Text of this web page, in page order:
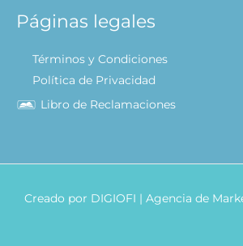
Páginas legales
Términos y Condiciones
Política de Privacidad
Libro de Reclamaciones
Creado por DIGIOFI | Agencia de